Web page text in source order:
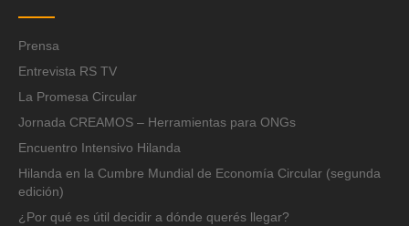
Prensa
Entrevista RS TV
La Promesa Circular
Jornada CREAMOS – Herramientas para ONGs
Encuentro Intensivo Hilanda
Hilanda en la Cumbre Mundial de Economía Circular (segunda
edición)
¿Por qué es útil decidir a dónde querés llegar?